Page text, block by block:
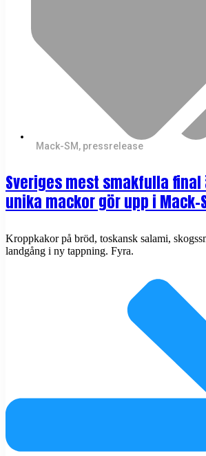
Mack-SM, pressrelease
Sveriges mest smakfulla final
unika mackor gör upp i Mack-
Kroppkakor på bröd, toskansk salami,
landgång i ny tappning. Fyra.